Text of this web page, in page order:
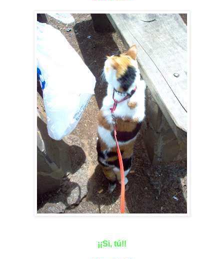
¡¡Si, tú!!